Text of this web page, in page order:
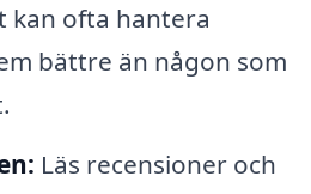
kan ofta hantera
bättre än någon som
Läs recensioner och